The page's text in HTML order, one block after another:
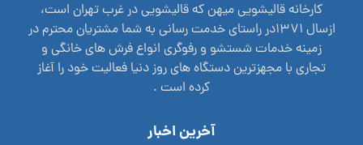
کارخانه قالیشویی میهن که قالیشویی در غرب تهران است،
ازسال 1371در راستای خدمت رسانی به شما مشتریان محترم در
زمینه خدمات شستشو و رفوگری انواع فرش های خانگی و
تجاری با مجهزترین دستگاه های روز دنیا فعالیت خود را آغاز
کرده است .
آخرین اخبار